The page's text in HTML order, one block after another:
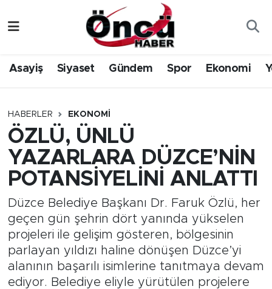
Asayiş Siyaset Gündem Spor Ekonomi
HABERLER EKONOMI
ÖZLÜ, ÜNLÜ
YAZARLARA DÜZCE’NİN
POTANSİYELİNİ ANLATTI
Düzce Belediye Başkanı Dr. Faruk Özlü, her
geçen gün şehrin dört yanında yükselen
projeleri ile gelişim gösteren, bölgesinin
parlayan yıldızı haline dönüşen Düzce’yi
alanının başarılı isimlerine tanıtmaya devam
ediyor. Belediye eliyle yürütülen projelere
Gündem
Sağlık & Çevre
Spor
Siyaset
Yerel Haber
Öncü Radyo Dinle
Öncü TV İzle
Düzce Nöbetçi Eczaneler
Düzce Hava Durumu
Düzce Namaz Vakitleri
Düzce Trafik Yoğunluk Haritası
Süper Lig Puan Durumu ve Fikstür
Tüm Manşetler
Son Dakika Haberleri
Haber Arşivi